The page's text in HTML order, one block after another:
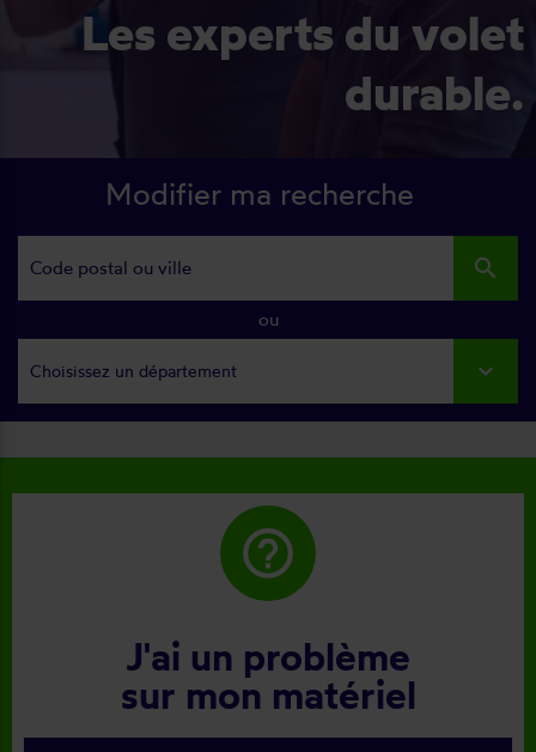
Les experts du volet
durable.
Modifier ma recherche
search
ou
Choisissez un département
help_outline
J'ai un problème
sur mon matériel